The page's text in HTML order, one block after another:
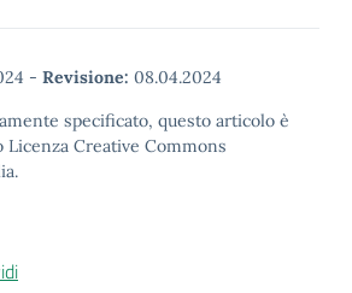
- Revisione: 08.04.2024
specificato, questo articolo è
Creative Commons